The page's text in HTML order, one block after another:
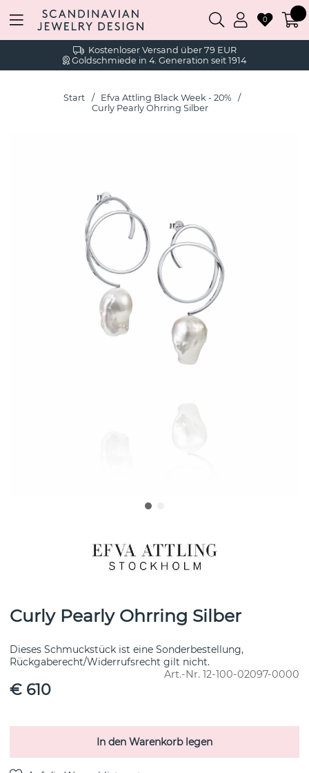
Kostenloser Versand über 79 EUR
Goldschmiede in 4. Generation seit 1914
0
Start
Efva Attling Black Week - 20%
Curly Pearly Ohrring Silber
Curly Pearly Ohrring Silber
Dieses Schmuckstück ist eine Sonderbestellung,
Rückgaberecht/Widerrufsrecht gilt nicht.
Art.-Nr. 12-100-02097-0000
€ 610
In den Warenkorb legen